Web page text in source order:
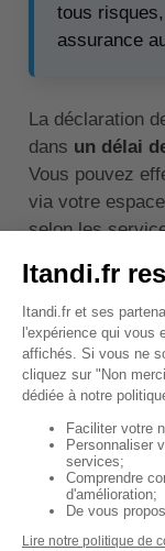
tous
assurance
La déclaration
dans un délai
Vous pouvez
via votre
selon les
↑ Sommaire
Bris de
charge
des
La garantie bris
essentielle
permet d'être